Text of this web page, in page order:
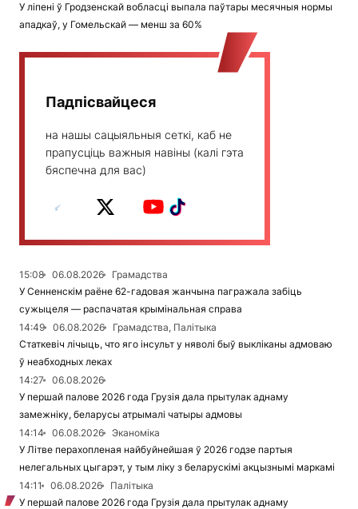
У ліпені ў Гродзенскай вобласці выпала паўтары месячныя нормы
ападкаў, у Гомельскай — менш за 60%
Падпісвайцеся
на нашы сацыяльныя сеткі, каб не
прапусціць важныя навіны (калі гэта
бяспечна для вас)
15:08 06.08.2026
Грамадства
У Сенненскім раёне 62-гадовая жанчына пагражала забіць
сужыцеля — распачатая крымінальная справа
14:49
06.08.2026
Грамадства, Палітыка
Статкевіч лічыць, что яго інсульт у няволі быў выкліканы адмоваю
ў неабходных леках
14:27
06.08.2026
У першай палове 2026 года Грузія дала прытулак аднаму
замежніку, беларусы атрымалі чатыры адмовы
14:14
06.08.2026
Эканоміка
У Літве перахопленая найбуйнейшая ў 2026 годзе партыя
нелегальных цыгарэт, у тым ліку з беларускімі акцызнымі маркамі
14:11
06.08.2026
Палітыка
У першай палове 2026 года Грузія дала прытулак аднаму